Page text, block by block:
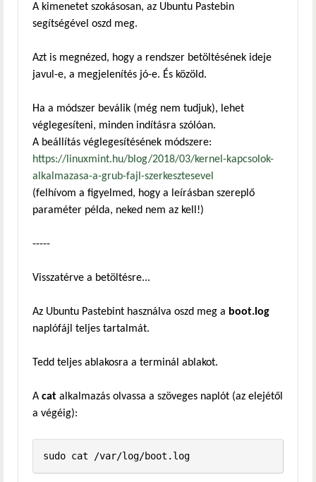
A kimenetet szokásosan, az Ubuntu Pastebin
segítségével oszd meg.
Azt is megnézed, hogy a rendszer betöltésének ideje
javul-e, a megjelenítés jó-e. És közöld.
Ha a módszer beválik (még nem tudjuk), lehet
véglegesíteni, minden indításra szólóan.
A beállítás véglegesítésének módszere:
https://linuxmint.hu/blog/2018/03/kernel-kapcsolok-
alkalmazasa-a-grub-fajl-szerkesztesevel
(felhívom a figyelmed, hogy a leírásban szereplő
paraméter példa, neked nem az kell!)
-----
Visszatérve a betöltésre...
Az Ubuntu Pastebint használva oszd meg a boot.log
naplófájl teljes tartalmát.
Tedd teljes ablakosra a terminál ablakot.
A cat alkalmazás olvassa a szöveges naplót (az elejétől
a végéig):
sudo cat /var/log/boot.log